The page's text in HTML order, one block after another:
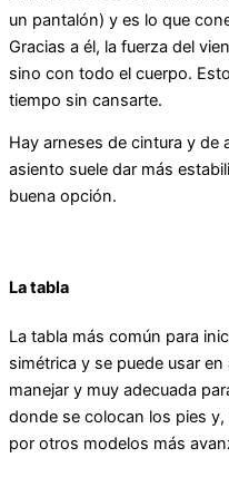
un pantalón) y es lo que
Gracias a él, la fuerza del
sino con todo el cuerpo.
tiempo sin cansarte.
Hay arneses de cintura y de
asiento suele dar más
buena opción.
La tabla
La tabla más común para
simétrica y se puede usar
manejar y muy adecuada
donde se colocan los pies
por otros modelos más